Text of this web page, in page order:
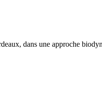
dans une approche